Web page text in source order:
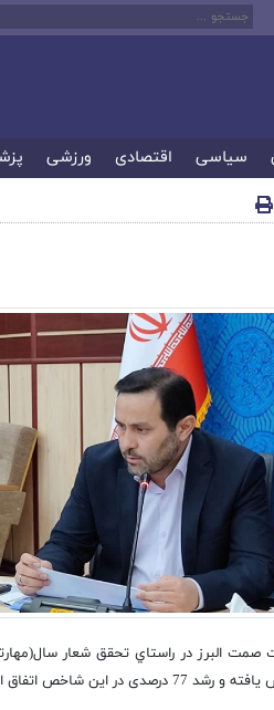
سیاسی اقتصادی ورزشی
البرز در راستاي تحقق شعار